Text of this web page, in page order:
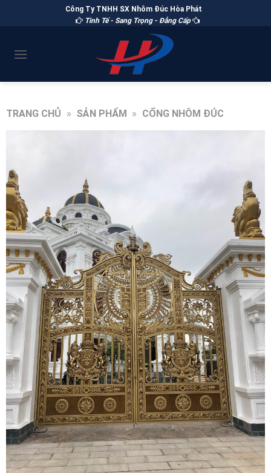
Công Ty TNHH SX Nhôm Đúc Hòa Phát
Tinh Tế - Sang Trọng - Đẳng Cấp
TRANG CHỦ » SẢN PHẨM » CỔNG NHÔM ĐÚC